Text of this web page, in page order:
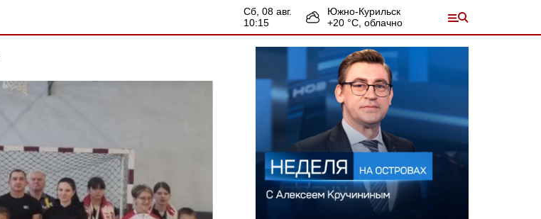
сб, 08 авг.
10:15
Южно-Курильск
+20 °С, облачно